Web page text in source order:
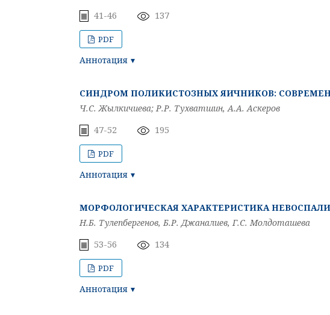
41-46 137
PDF
Аннотация
СИНДРОМ ПОЛИКИСТОЗНЫХ ЯИЧНИКОВ:
Ч.С. Жылкичиева; Р.Р. Тухватшин, А.А. Аскеров
47-52 195
PDF
Аннотация
МОРФОЛОГИЧЕСКАЯ ХАРАКТЕРИСТИКА
Н.Б. Тулепбергенов, Б.Р. Джаналиев, Г.С. Молдоташева
53-56 134
PDF
Аннотация